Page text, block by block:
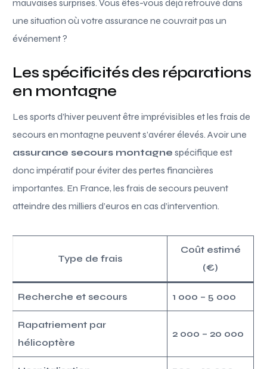
mauvaises surprises. Vous êtes-vous déjà retrouvé dans
une situation où votre assurance ne couvrait pas un
événement ?
Les spécificités des réparations
en montagne
Les sports d’hiver peuvent être imprévisibles et les frais de
secours en montagne peuvent s’avérer élevés. Avoir une
assurance secours montagne spécifique est
donc impératif pour éviter des pertes financières
importantes. En France, les frais de secours peuvent
atteindre des milliers d’euros en cas d’intervention.
Type de frais
Coût estimé
(€)
Recherche et secours 1 000 – 5 000
Rapatriement par
hélicoptère
2 000 – 20 000